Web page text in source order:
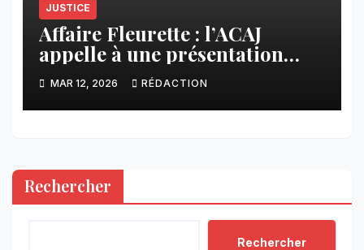
JUSTICE
Affaire Fleurette : l’ACAJ
appelle à une présentation
exacte des conclusions de
l’enquête néerlandaise
MAR 12, 2026 RÉDACTION
Rechercher
Rechercher